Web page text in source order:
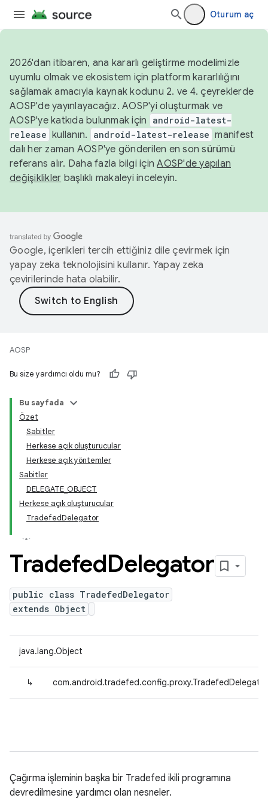
Oturum aç
2026'dan itibaren, ana kararlı geliştirme modelimizle
uyumlu olmak ve ekosistem için platform kararlılığını
sağlamak amacıyla kaynak kodunu 2. ve 4. çeyreklerde
AOSP'de yayınlayacağız. AOSP'yi oluşturmak ve
AOSP'ye katkıda bulunmak için
android-latest-
release kullanın. android-latest-release manifest
dalı her zaman AOSP'ye gönderilen en son sürümü
referans alır. Daha fazla bilgi içinAOSP'de yapılan
değişiklikler başlıklı makaleyi inceleyin.
Google, içerikleri tercih ettiğiniz dile çevirmek için
yapay zeka teknolojisini kullanır. Yapay zeka
çevirilerinde hata olabilir.
AOSP
Bu size yardımcı oldu mu?
Bu sayfada
Özet
Sabitler
Herkese açık oluşturucular
Herkese açık yöntemler
Sabitler
DELEGATE_OBJECT
Herkese açık oluşturucular
TradefedDelegator
TradefedDelegator
public class TradefedDelegator
extends Object
java.lang.Object
↳ com.android.tradefed.config.proxy.TradefedDelegator
Çağırma işleminin başka bir Tradefed ikili programına
devredilmesine yardımcı olan nesneler.